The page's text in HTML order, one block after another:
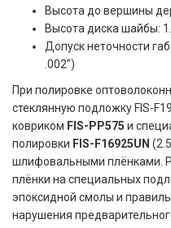
Высота до вершины
Высота диска шайбы:
Допуск неточности
.002”)
При полировке
стеклянную подложку FIS-
ковриком FIS-PP575 и
полировки FIS-F16925UN
шлифовальными плёнками.
плёнки на специальных
эпоксидной смолы и
нарушения